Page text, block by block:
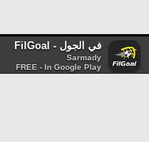
في الجول - FilGoal
Sarmady
FREE - In Google Play